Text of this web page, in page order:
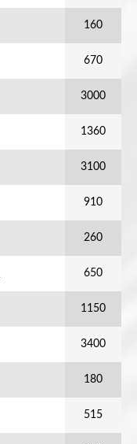
160
670
3000
1360
3100
910
260
650
1150
3400
180
515